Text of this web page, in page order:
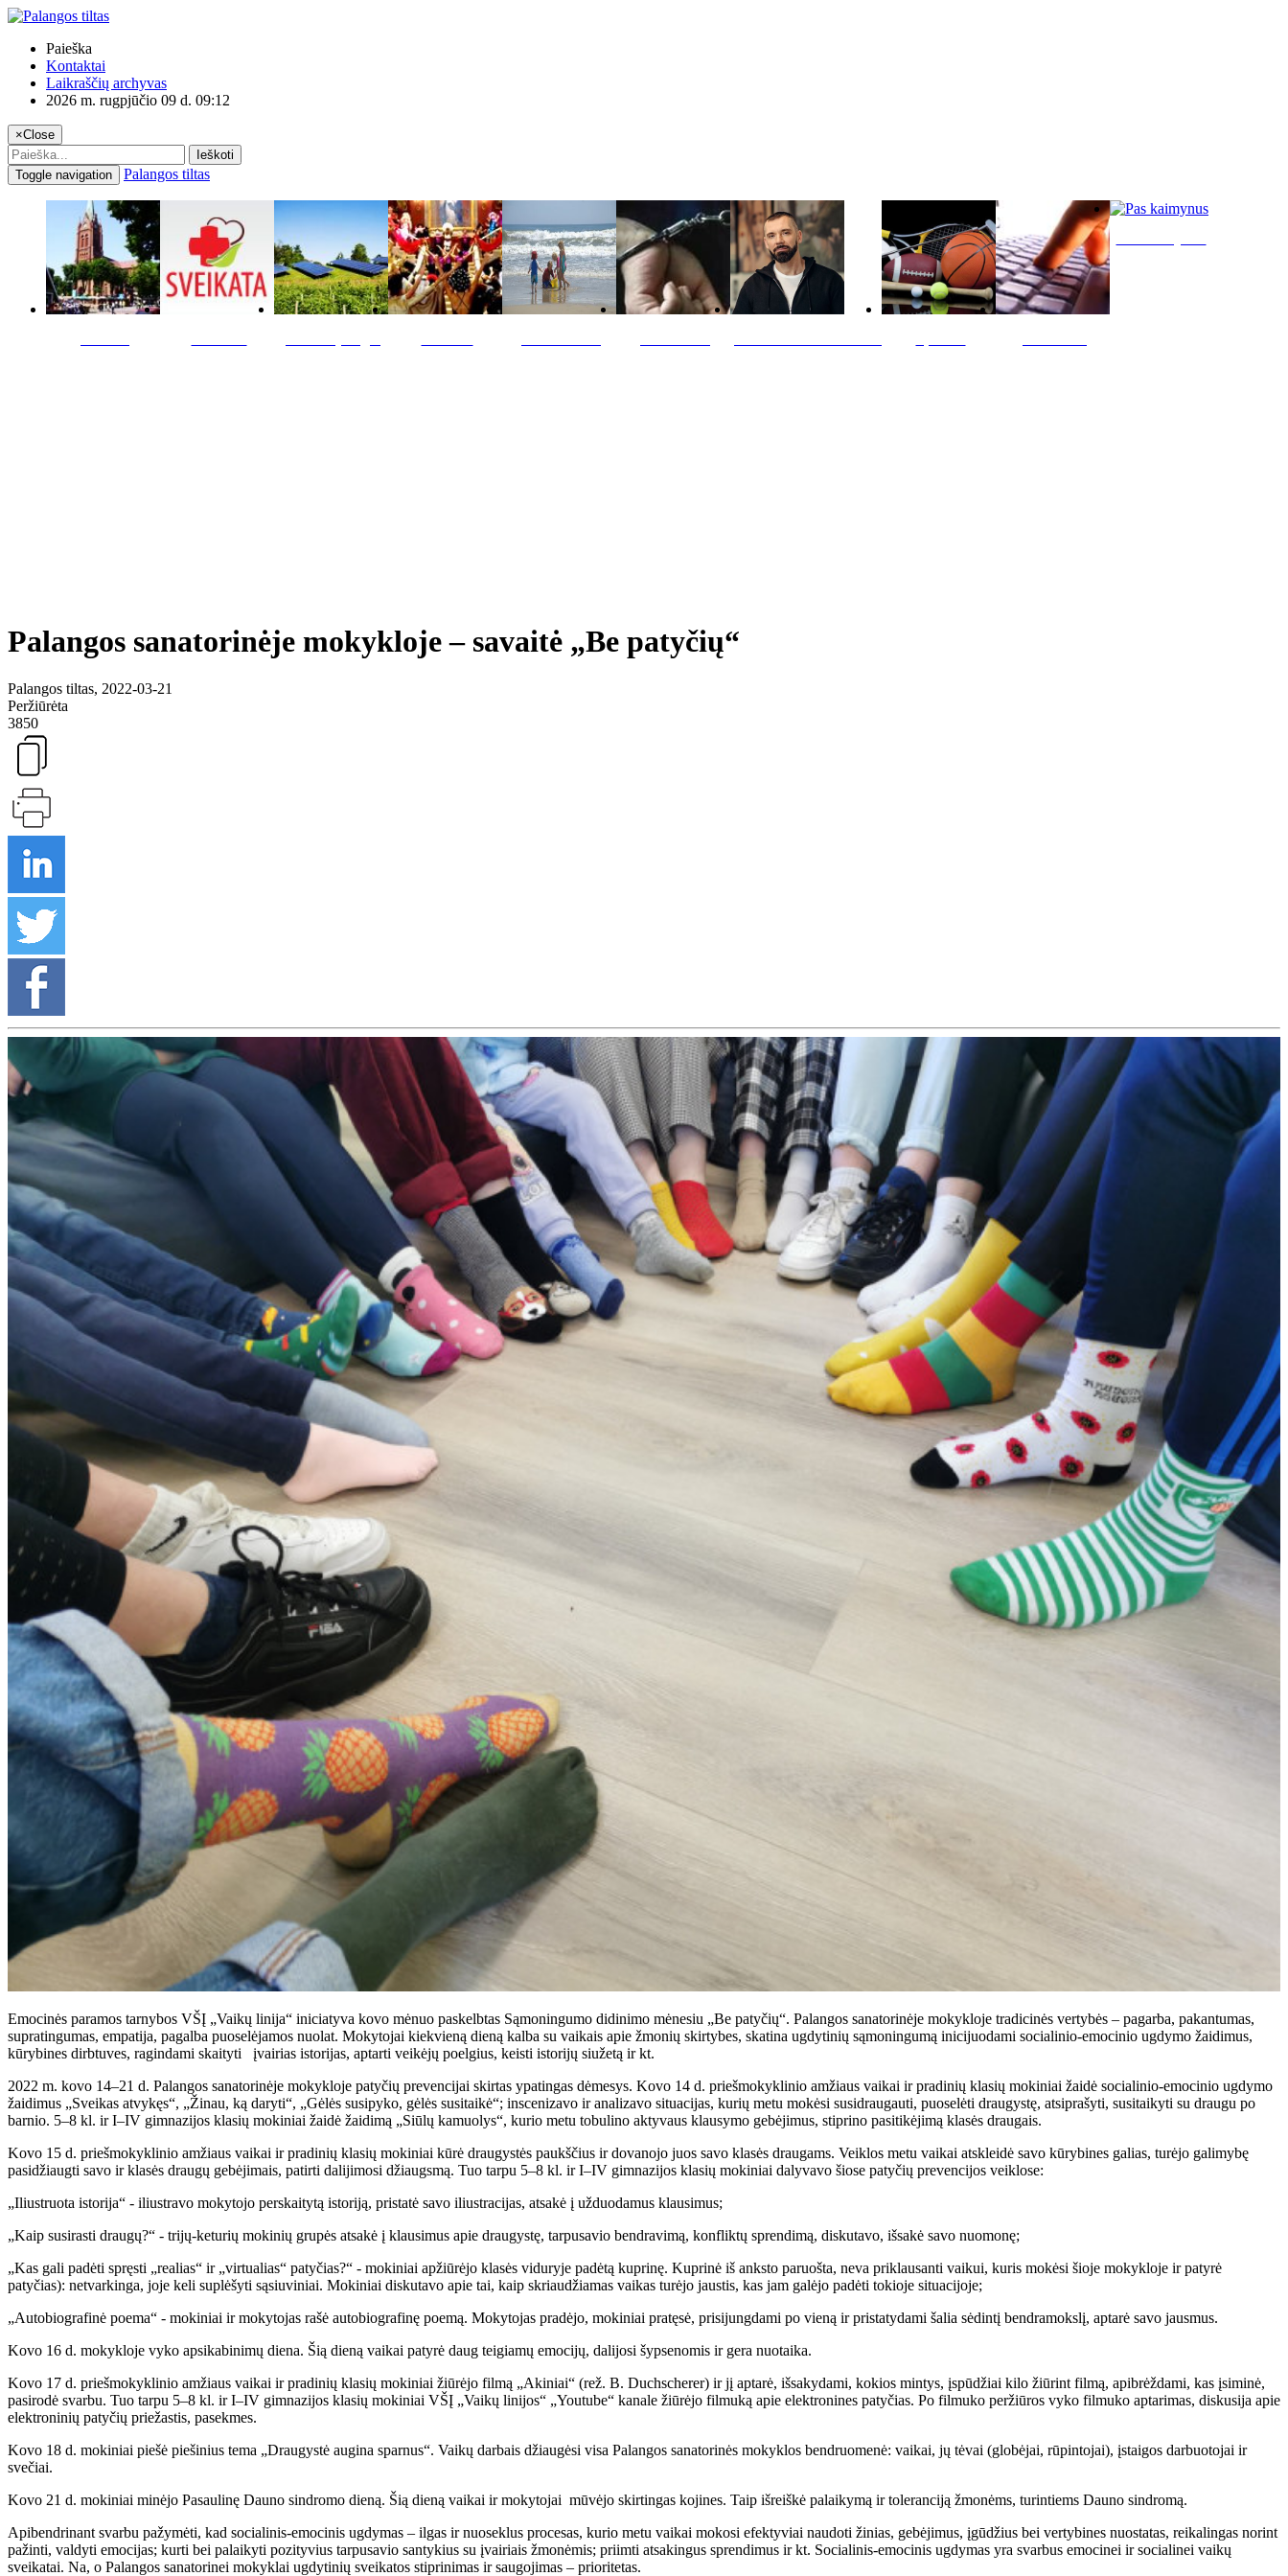
Paieška
Kontaktai
Laikraščių archyvas
2026 m. rugpjūčio 09 d. 09:12
×Close
Ieškoti
Toggle navigation
Palangos tiltas
Palangos sanatorinėje mokykloje – savaitė „Be patyčių“
Palangos tiltas, 2022-03-21
Peržiūrėta
3850
Emocinės paramos tarnybos VŠĮ „Vaikų linija“ iniciatyva kovo mėnuo paskelbtas Sąmoningumo didinimo mėnesiu „Be patyčių“. Palangos sanatorinėje mokykloje tradicinės vertybės – pagarba, pakantumas,
supratingumas, empatija, pagalba puoselėjamos nuolat. Mokytojai kiekvieną dieną kalba su vaikais apie žmonių skirtybes, skatina ugdytinių sąmoningumą inicijuodami socialinio-emocinio ugdymo žaidimus,
kūrybines dirbtuves, ragindami skaityti įvairias istorijas, aptarti veikėjų poelgius, keisti istorijų siužetą ir kt.
2022 m. kovo 14–21 d. Palangos sanatorinėje mokykloje patyčių prevencijai skirtas ypatingas dėmesys. Kovo 14 d. priešmokyklinio amžiaus vaikai ir pradinių klasių mokiniai žaidė socialinio-emocinio ugdymo
žaidimus „Sveikas atvykęs“, „Žinau, ką daryti“, „Gėlės susipyko, gėlės susitaikė“; inscenizavo ir analizavo situacijas, kurių metu mokėsi susidraugauti, puoselėti draugystę, atsiprašyti, susitaikyti su draugu po
barnio. 5–8 kl. ir I–IV gimnazijos klasių mokiniai žaidė žaidimą „Siūlų kamuolys“, kurio metu tobulino aktyvaus klausymo gebėjimus, stiprino pasitikėjimą klasės draugais.
Kovo 15 d. priešmokyklinio amžiaus vaikai ir pradinių klasių mokiniai kūrė draugystės paukščius ir dovanojo juos savo klasės draugams. Veiklos metu vaikai atskleidė savo kūrybines galias, turėjo galimybę
pasidžiaugti savo ir klasės draugų gebėjimais, patirti dalijimosi džiaugsmą. Tuo tarpu 5–8 kl. ir I–IV gimnazijos klasių mokiniai dalyvavo šiose patyčių prevencijos veiklose:
„Iliustruota istorija“ - iliustravo mokytojo perskaitytą istoriją, pristatė savo iliustracijas, atsakė į užduodamus klausimus;
„Kaip susirasti draugų?“ - trijų-keturių mokinių grupės atsakė į klausimus apie draugystę, tarpusavio bendravimą, konfliktų sprendimą, diskutavo, išsakė savo nuomonę;
„Kas gali padėti spręsti „realias“ ir „virtualias“ patyčias?“ - mokiniai apžiūrėjo klasės viduryje padėtą kuprinę. Kuprinė iš anksto paruošta, neva priklausanti vaikui, kuris mokėsi šioje mokykloje ir patyrė
patyčias): netvarkinga, joje keli suplėšyti sąsiuviniai. Mokiniai diskutavo apie tai, kaip skriaudžiamas vaikas turėjo jaustis, kas jam galėjo padėti tokioje situacijoje;
„Autobiografinė poema“ - mokiniai ir mokytojas rašė autobiografinę poemą. Mokytojas pradėjo, mokiniai pratęsė, prisijungdami po vieną ir pristatydami šalia sėdintį bendramokslį, aptarė savo jausmus.
Kovo 16 d. mokykloje vyko apsikabinimų diena. Šią dieną vaikai patyrė daug teigiamų emocijų, dalijosi šypsenomis ir gera nuotaika.
Kovo 17 d. priešmokyklinio amžiaus vaikai ir pradinių klasių mokiniai žiūrėjo filmą „Akiniai“ (rež. B. Duchscherer) ir jį aptarė, išsakydami, kokios mintys, įspūdžiai kilo žiūrint filmą, apibrėždami, kas įsiminė,
pasirodė svarbu. Tuo tarpu 5–8 kl. ir I–IV gimnazijos klasių mokiniai VŠĮ „Vaikų linijos“ „Youtube“ kanale žiūrėjo filmuką apie elektronines patyčias. Po filmuko peržiūros vyko filmuko aptarimas, diskusija apie
elektroninių patyčių priežastis, pasekmes.
Kovo 18 d. mokiniai piešė piešinius tema „Draugystė augina sparnus“. Vaikų darbais džiaugėsi visa Palangos sanatorinės mokyklos bendruomenė: vaikai, jų tėvai (globėjai, rūpintojai), įstaigos darbuotojai ir
svečiai.
Kovo 21 d. mokiniai minėjo Pasaulinę Dauno sindromo dieną. Šią dieną vaikai ir mokytojai mūvėjo skirtingas kojines. Taip išreiškė palaikymą ir toleranciją žmonėms, turintiems Dauno sindromą.
Apibendrinant svarbu pažymėti, kad socialinis-emocinis ugdymas – ilgas ir nuoseklus procesas, kurio metu vaikai mokosi efektyviai naudoti žinias, gebėjimus, įgūdžius bei vertybines nuostatas, reikalingas norint
pažinti, valdyti emocijas; kurti bei palaikyti pozityvius tarpusavio santykius su įvairiais žmonėmis; priimti atsakingus sprendimus ir kt. Socialinis-emocinis ugdymas yra svarbus emocinei ir socialinei vaikų
sveikatai. Na, o Palangos sanatorinei mokyklai ugdytinių sveikatos stiprinimas ir saugojimas – prioritetas.